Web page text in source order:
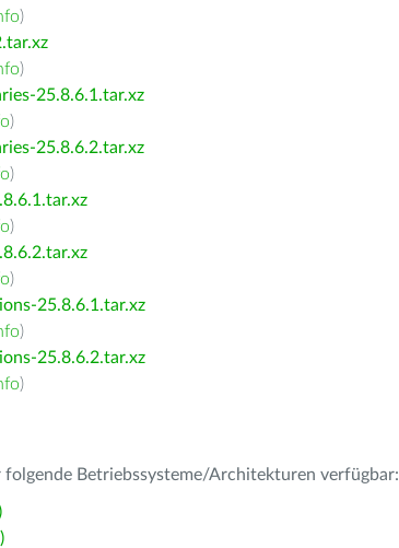
)
)
25.8.6.1.tar.xz
)
25.8.6.2.tar.xz
)
)
)
25.8.6.1.tar.xz
)
25.8.6.2.tar.xz
)
Betriebssysteme/Architekturen verfügbar: